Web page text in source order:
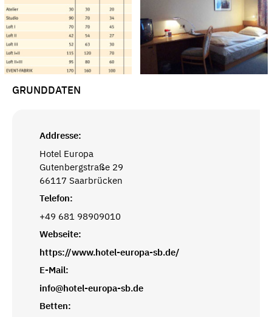
GRUNDDATEN
Addresse:
Hotel Europa
Gutenbergstraße 29
66117 Saarbrücken
Telefon:
+49 681 98909010
Webseite:
https://www.hotel-europa-sb.de/
E-Mail:
info@hotel-europa-sb.de
Betten: